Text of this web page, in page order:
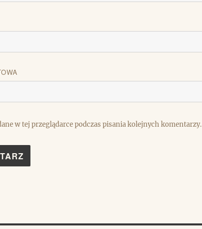
w tej przeglądarce podczas pisania kolejnych komentarzy.